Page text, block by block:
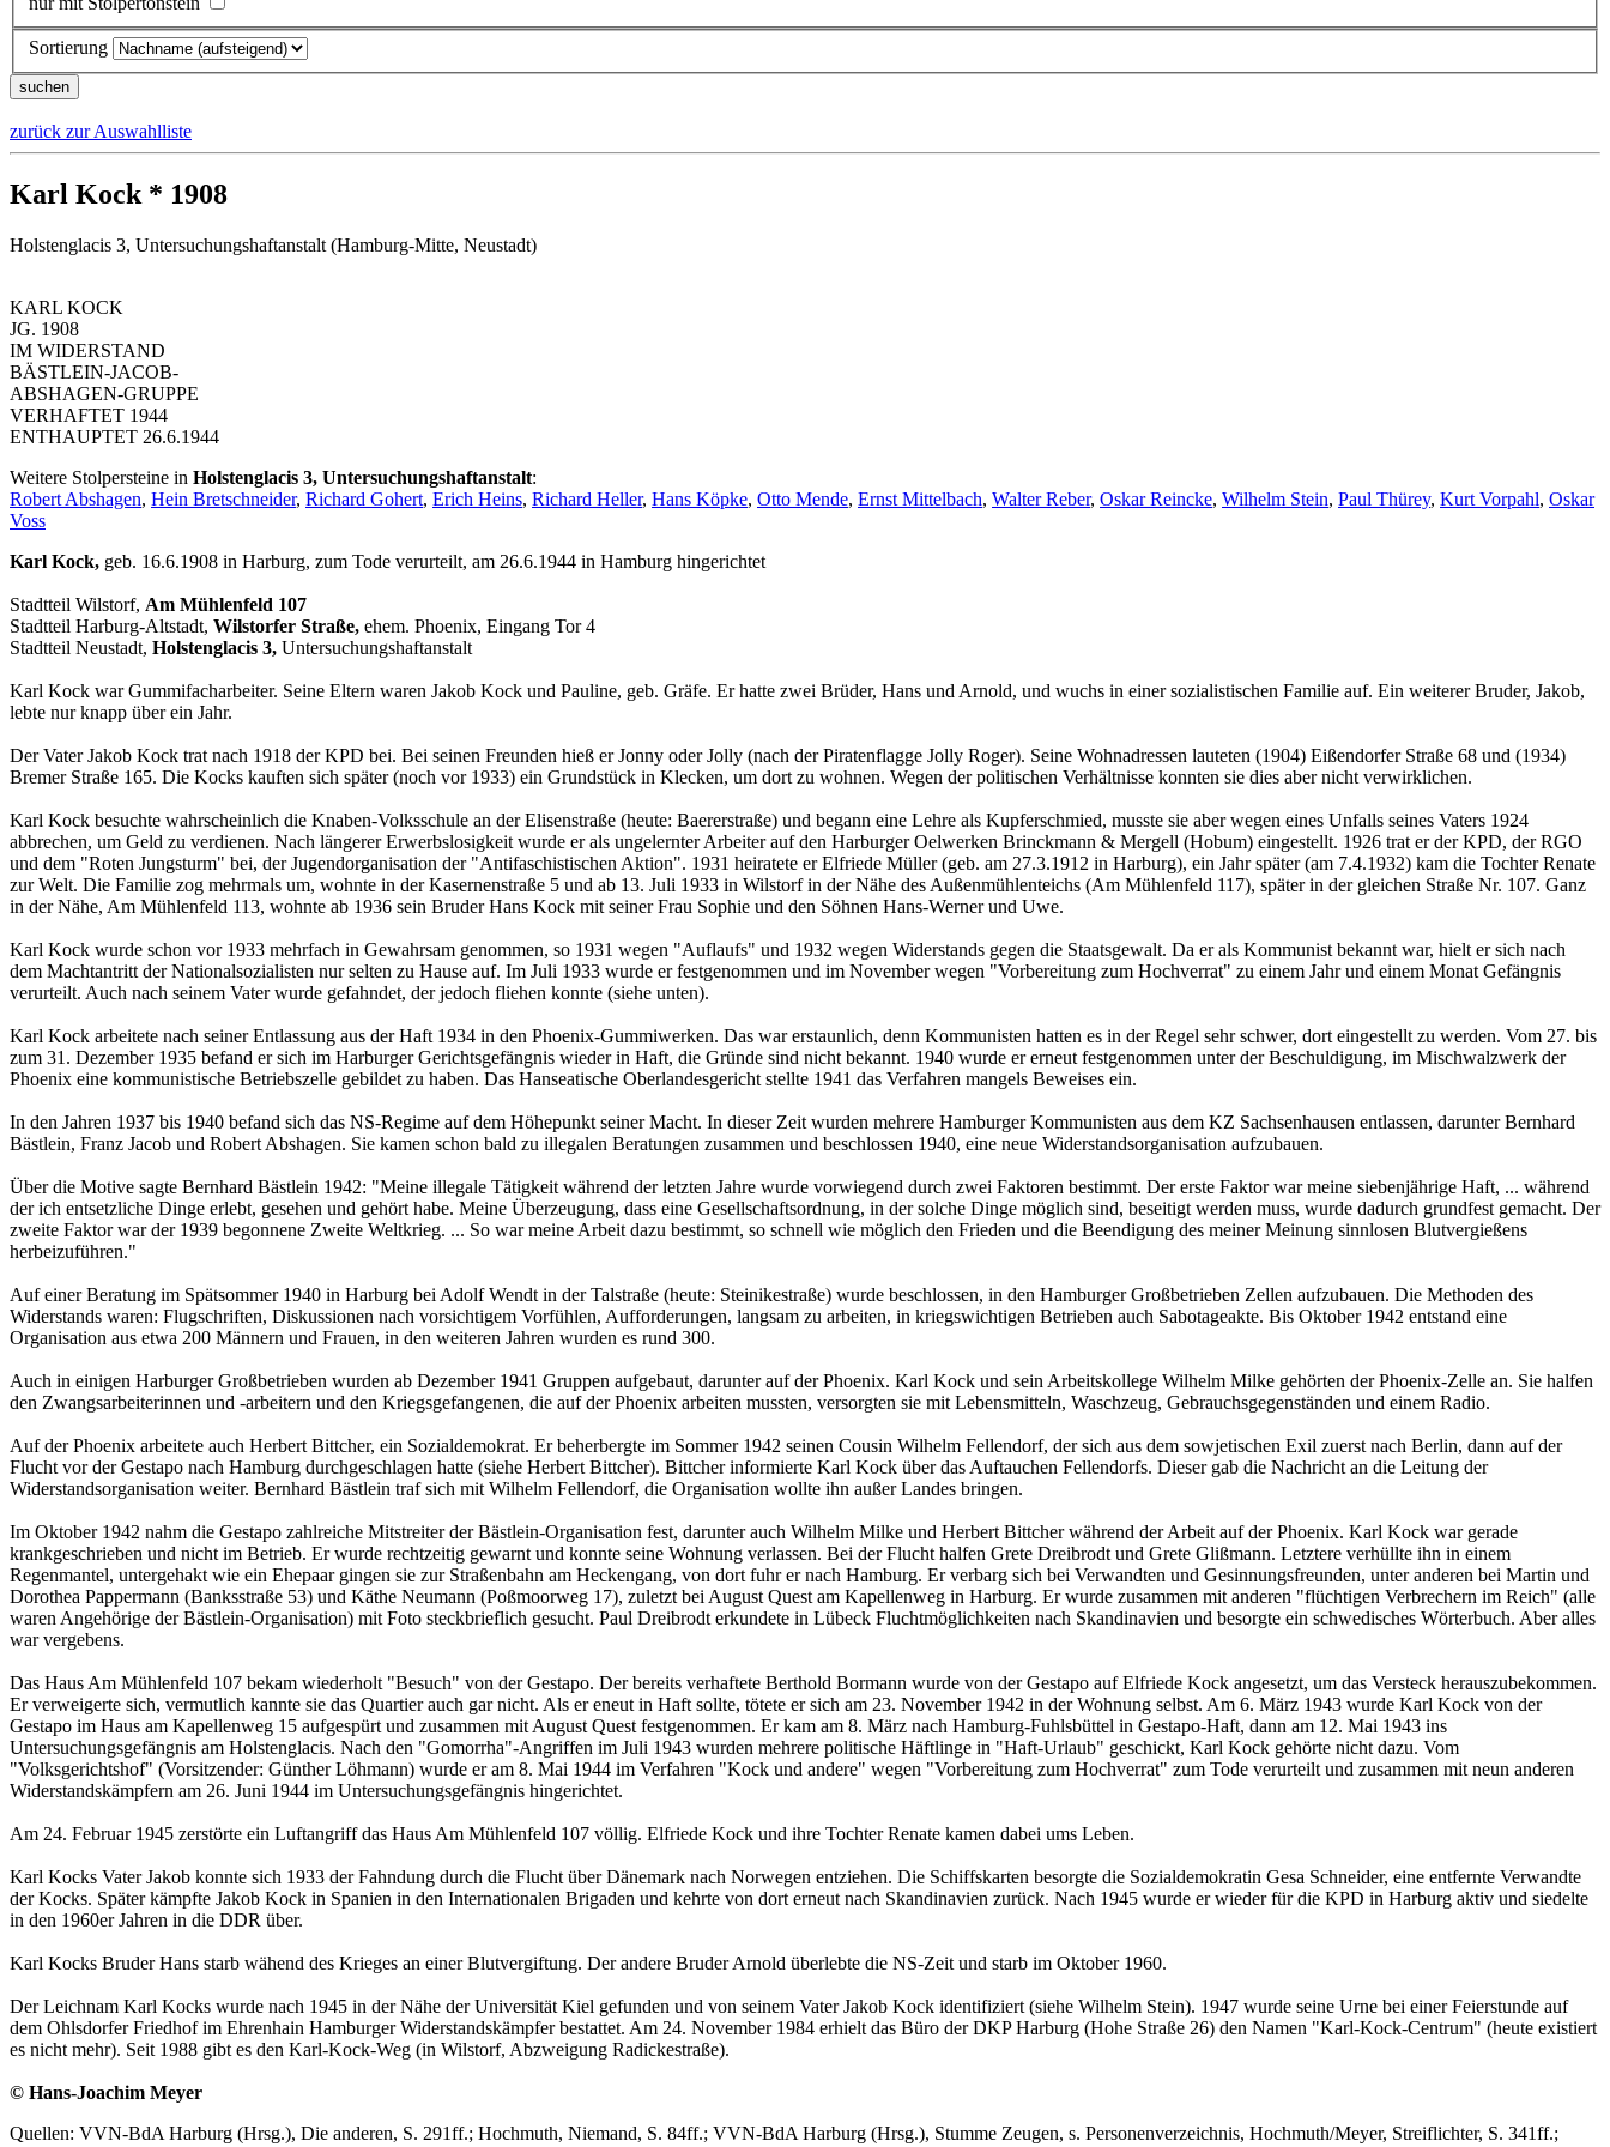
Sortierung
zurück zur Auswahlliste
Karl Kock * 1908
Holstenglacis 3, Untersuchungshaftanstalt (Hamburg-Mitte, Neustadt)
KARL KOCK
JG. 1908
IM WIDERSTAND
BÄSTLEIN-JACOB-
ABSHAGEN-GRUPPE
VERHAFTET 1944
ENTHAUPTET 26.6.1944
Weitere Stolpersteine in Holstenglacis 3, Untersuchungshaftanstalt:
Robert Abshagen, Hein Bretschneider, Richard Gohert, Erich Heins, Richard Heller, Hans Köpke, Otto Mende, Ernst Mittelbach, Walter Reber, Oskar Reincke, Wilhelm Stein, Paul Thürey, Kurt Vorpahl, Oskar
Voss
Karl Kock, geb. 16.6.1908 in Harburg, zum Tode verurteilt, am 26.6.1944 in Hamburg hingerichtet
Stadtteil Wilstorf, Am Mühlenfeld 107
Stadtteil Harburg-Altstadt, Wilstorfer Straße, ehem. Phoenix, Eingang Tor 4
Stadtteil Neustadt, Holstenglacis 3, Untersuchungshaftanstalt
Karl Kock war Gummifacharbeiter. Seine Eltern waren Jakob Kock und Pauline, geb. Gräfe. Er hatte zwei Brüder, Hans und Arnold, und wuchs in einer sozialistischen Familie auf. Ein weiterer Bruder, Jakob,
lebte nur knapp über ein Jahr.
Der Vater Jakob Kock trat nach 1918 der KPD bei. Bei seinen Freunden hieß er Jonny oder Jolly (nach der Piratenflagge Jolly Roger). Seine Wohnadressen lauteten (1904) Eißendorfer Straße 68 und (1934)
Bremer Straße 165. Die Kocks kauften sich später (noch vor 1933) ein Grundstück in Klecken, um dort zu wohnen. Wegen der politischen Verhältnisse konnten sie dies aber nicht verwirklichen.
Karl Kock besuchte wahrscheinlich die Knaben-Volksschule an der Elisenstraße (heute: Baererstraße) und begann eine Lehre als Kupferschmied, musste sie aber wegen eines Unfalls seines Vaters 1924
abbrechen, um Geld zu verdienen. Nach längerer Erwerbslosigkeit wurde er als ungelernter Arbeiter auf den Harburger Oelwerken Brinckmann & Mergell (Hobum) eingestellt. 1926 trat er der KPD, der RGO
und dem "Roten Jungsturm" bei, der Jugendorganisation der "Antifaschistischen Aktion". 1931 heiratete er Elfriede Müller (geb. am 27.3.1912 in Harburg), ein Jahr später (am 7.4.1932) kam die Tochter Renate
zur Welt. Die Familie zog mehrmals um, wohnte in der Kasernenstraße 5 und ab 13. Juli 1933 in Wilstorf in der Nähe des Außenmühlenteichs (Am Mühlenfeld 117), später in der gleichen Straße Nr. 107. Ganz
in der Nähe, Am Mühlenfeld 113, wohnte ab 1936 sein Bruder Hans Kock mit seiner Frau Sophie und den Söhnen Hans-Werner und Uwe.
Karl Kock wurde schon vor 1933 mehrfach in Gewahrsam genommen, so 1931 wegen "Auflaufs" und 1932 wegen Widerstands gegen die Staatsgewalt. Da er als Kommunist bekannt war, hielt er sich nach
dem Machtantritt der Nationalsozialisten nur selten zu Hause auf. Im Juli 1933 wurde er festgenommen und im November wegen "Vorbereitung zum Hochverrat" zu einem Jahr und einem Monat Gefängnis
verurteilt. Auch nach seinem Vater wurde gefahndet, der jedoch fliehen konnte (siehe unten).
Karl Kock arbeitete nach seiner Entlassung aus der Haft 1934 in den Phoenix-Gummiwerken. Das war erstaunlich, denn Kommunisten hatten es in der Regel sehr schwer, dort eingestellt zu werden. Vom 27. bis
zum 31. Dezember 1935 befand er sich im Harburger Gerichtsgefängnis wieder in Haft, die Gründe sind nicht bekannt. 1940 wurde er erneut festgenommen unter der Beschuldigung, im Mischwalzwerk der
Phoenix eine kommunistische Betriebszelle gebildet zu haben. Das Hanseatische Oberlandesgericht stellte 1941 das Verfahren mangels Beweises ein.
In den Jahren 1937 bis 1940 befand sich das NS-Regime auf dem Höhepunkt seiner Macht. In dieser Zeit wurden mehrere Hamburger Kommunisten aus dem KZ Sachsenhausen entlassen, darunter Bernhard
Bästlein, Franz Jacob und Robert Abshagen. Sie kamen schon bald zu illegalen Beratungen zusammen und beschlossen 1940, eine neue Widerstandsorganisation aufzubauen.
Über die Motive sagte Bernhard Bästlein 1942: "Meine illegale Tätigkeit während der letzten Jahre wurde vorwiegend durch zwei Faktoren bestimmt. Der erste Faktor war meine siebenjährige Haft, ... während
der ich entsetzliche Dinge erlebt, gesehen und gehört habe. Meine Überzeugung, dass eine Gesellschaftsordnung, in der solche Dinge möglich sind, beseitigt werden muss, wurde dadurch grundfest gemacht. Der
zweite Faktor war der 1939 begonnene Zweite Weltkrieg. ... So war meine Arbeit dazu bestimmt, so schnell wie möglich den Frieden und die Beendigung des meiner Meinung sinnlosen Blutvergießens
herbeizuführen."
Auf einer Beratung im Spätsommer 1940 in Harburg bei Adolf Wendt in der Talstraße (heute: Steinikestraße) wurde beschlossen, in den Hamburger Großbetrieben Zellen aufzubauen. Die Methoden des
Widerstands waren: Flugschriften, Diskussionen nach vorsichtigem Vorfühlen, Aufforderungen, langsam zu arbeiten, in kriegswichtigen Betrieben auch Sabotageakte. Bis Oktober 1942 entstand eine
Organisation aus etwa 200 Männern und Frauen, in den weiteren Jahren wurden es rund 300.
Auch in einigen Harburger Großbetrieben wurden ab Dezember 1941 Gruppen aufgebaut, darunter auf der Phoenix. Karl Kock und sein Arbeitskollege Wilhelm Milke gehörten der Phoenix-Zelle an. Sie halfen
den Zwangsarbeiterinnen und -arbeitern und den Kriegsgefangenen, die auf der Phoenix arbeiten mussten, versorgten sie mit Lebensmitteln, Waschzeug, Gebrauchsgegenständen und einem Radio.
Auf der Phoenix arbeitete auch Herbert Bittcher, ein Sozialdemokrat. Er beherbergte im Sommer 1942 seinen Cousin Wilhelm Fellendorf, der sich aus dem sowjetischen Exil zuerst nach Berlin, dann auf der
Flucht vor der Gestapo nach Hamburg durchgeschlagen hatte (siehe Herbert Bittcher). Bittcher informierte Karl Kock über das Auftauchen Fellendorfs. Dieser gab die Nachricht an die Leitung der
Widerstandsorganisation weiter. Bernhard Bästlein traf sich mit Wilhelm Fellendorf, die Organisation wollte ihn außer Landes bringen.
Im Oktober 1942 nahm die Gestapo zahlreiche Mitstreiter der Bästlein-Organisation fest, darunter auch Wilhelm Milke und Herbert Bittcher während der Arbeit auf der Phoenix. Karl Kock war gerade
krankgeschrieben und nicht im Betrieb. Er wurde rechtzeitig gewarnt und konnte seine Wohnung verlassen. Bei der Flucht halfen Grete Dreibrodt und Grete Glißmann. Letztere verhüllte ihn in einem
Regenmantel, untergehakt wie ein Ehepaar gingen sie zur Straßenbahn am Heckengang, von dort fuhr er nach Hamburg. Er verbarg sich bei Verwandten und Gesinnungsfreunden, unter anderen bei Martin und
Dorothea Pappermann (Banksstraße 53) und Käthe Neumann (Poßmoorweg 17), zuletzt bei August Quest am Kapellenweg in Harburg. Er wurde zusammen mit anderen "flüchtigen Verbrechern im Reich" (alle
waren Angehörige der Bästlein-Organisation) mit Foto steckbrieflich gesucht. Paul Dreibrodt erkundete in Lübeck Fluchtmöglichkeiten nach Skandinavien und besorgte ein schwedisches Wörterbuch. Aber alles
war vergebens.
Das Haus Am Mühlenfeld 107 bekam wiederholt "Besuch" von der Gestapo. Der bereits verhaftete Berthold Bormann wurde von der Gestapo auf Elfriede Kock angesetzt, um das Ver­steck herauszubekommen.
Er verweigerte sich, vermutlich kannte sie das Quartier auch gar nicht. Als er eneut in Haft sollte, tötete er sich am 23. November 1942 in der Wohnung selbst. Am 6. März 1943 wurde Karl Kock von der
Gestapo im Haus am Kapellenweg 15 aufgespürt und zusammen mit August Quest festgenommen. Er kam am 8. März nach Hamburg-Fuhlsbüttel in Gestapo-Haft, dann am 12. Mai 1943 ins
Untersuchungsgefängnis am Holstenglacis. Nach den "Gomorrha"-Angriffen im Juli 1943 wurden mehrere politische Häftlinge in "Haft-Urlaub" geschickt, Karl Kock gehörte nicht dazu. Vom
"Volksgerichtshof" (Vorsitzender: Günther Löhmann) wurde er am 8. Mai 1944 im Verfahren "Kock und andere" wegen "Vorbereitung zum Hochverrat" zum Tode verurteilt und zusammen mit neun anderen
Widerstandskämpfern am 26. Juni 1944 im Unter­su­chungsgefängnis hingerichtet.
Am 24. Februar 1945 zerstörte ein Luftangriff das Haus Am Mühlenfeld 107 völlig. Elfriede Kock und ihre Tochter Renate kamen dabei ums Leben.
Karl Kocks Vater Jakob konnte sich 1933 der Fahndung durch die Flucht über Dänemark nach Norwegen entziehen. Die Schiffskarten besorgte die Sozialdemokratin Gesa Schneider, eine entfernte Verwandte
der Kocks. Später kämpfte Jakob Kock in Spanien in den Internationalen Brigaden und kehrte von dort erneut nach Skandinavien zurück. Nach 1945 wurde er wieder für die KPD in Harburg aktiv und siedelte
in den 1960er Jahren in die DDR über.
Karl Kocks Bruder Hans starb wähend des Krieges an einer Blutvergiftung. Der andere Bruder Arnold überlebte die NS-Zeit und starb im Oktober 1960.
Der Leichnam Karl Kocks wurde nach 1945 in der Nähe der Universität Kiel gefunden und von seinem Vater Jakob Kock identifiziert (siehe Wilhelm Stein). 1947 wurde seine Urne bei einer Feierstunde auf
dem Ohlsdorfer Friedhof im Ehrenhain Hamburger Widerstandskämpfer bestattet. Am 24. November 1984 erhielt das Büro der DKP Harburg (Hohe Straße 26) den Namen "Karl-Kock-Centrum" (heute existiert
es nicht mehr). Seit 1988 gibt es den Karl-Kock-Weg (in Wilstorf, Abzweigung Radickestraße).
© Hans-Joachim Meyer
Quellen: VVN-BdA Harburg (Hrsg.), Die anderen, S. 291ff.; Hochmuth, Niemand, S. 84ff.; VVN-BdA Harburg (Hrsg.), Stumme Zeugen, s. Personenverzeichnis, Hochmuth/Meyer, Streiflichter, S. 341ff.;